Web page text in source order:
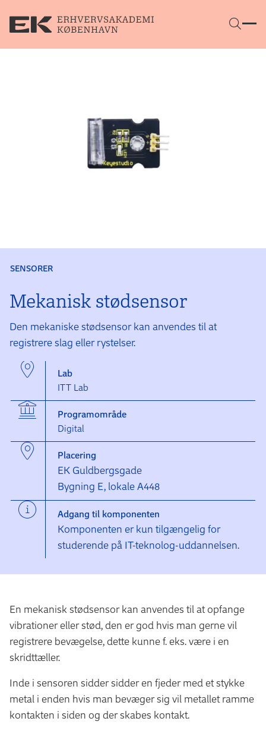
SENSORER
Mekanisk stødsensor
Den mekaniske stødsensor kan anvendes til at
registrere slag eller rystelser.
Lab
ITT Lab
Programområde
Digital
Placering
EK Guldbergsgade
Bygning E, lokale A448
Adgang til komponenten
Komponenten er kun tilgængelig for
studerende på IT-teknolog-uddannelsen.
En mekanisk stødsensor kan anvendes til at opfange
vibrationer eller stød, den er god hvis man gerne vil
registrere bevægelse, dette kunne f. eks. være i en
skridttæller.
Inde i sensoren sidder sidder en fjeder med et stykke
metal i enden hvis man bevæger sig vil metallet ramme
kontakten i siden og der skabes kontakt.